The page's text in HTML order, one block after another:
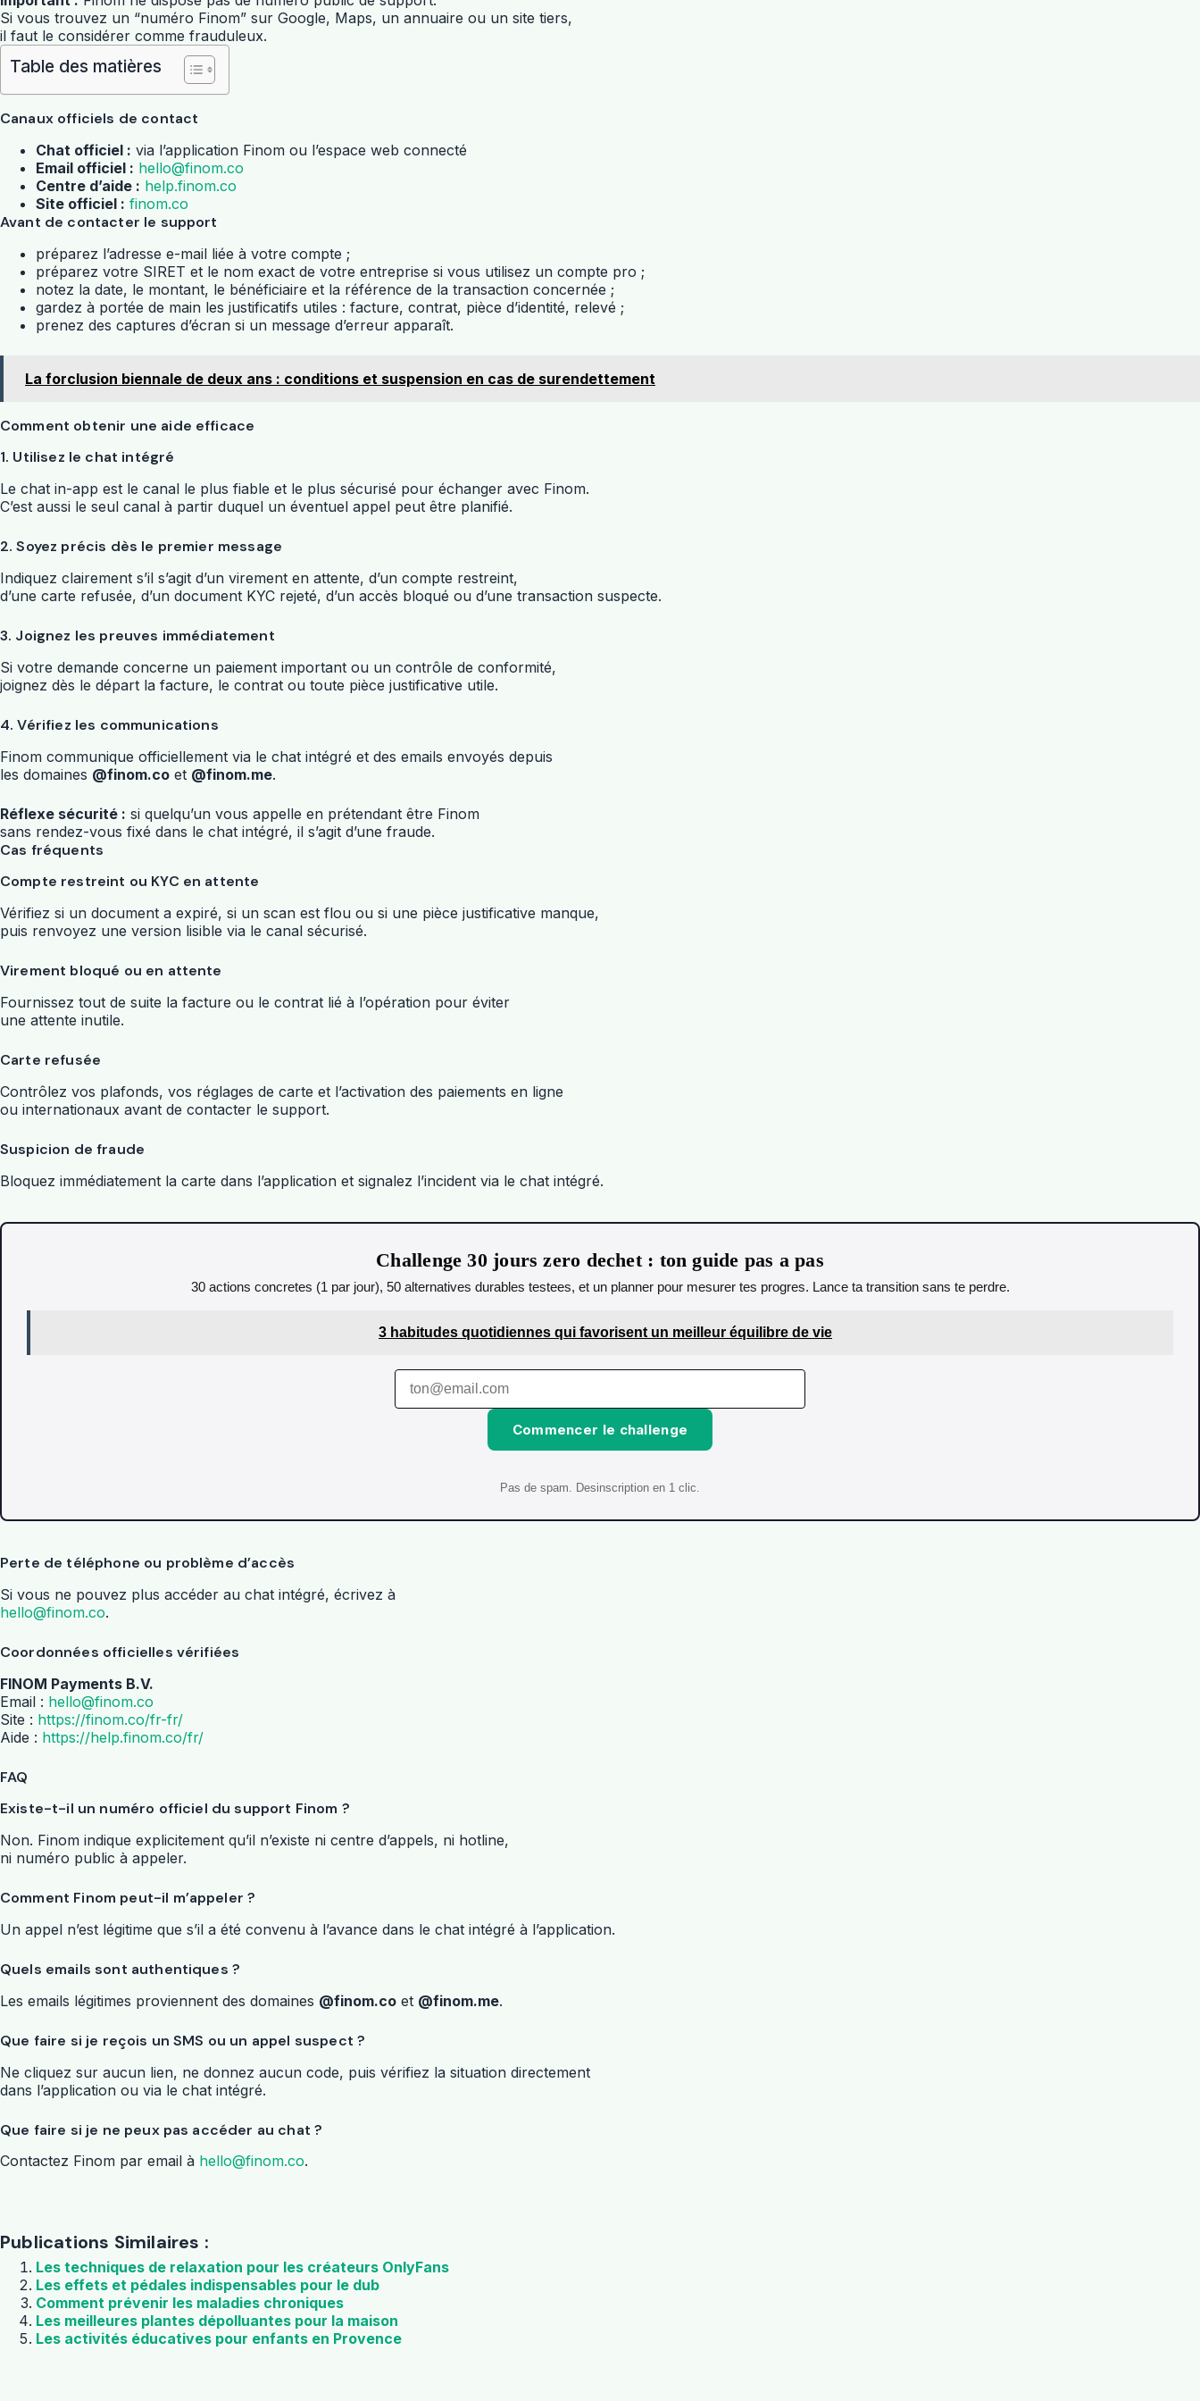
Si vous trouvez un “numéro Finom” sur Google, Maps, un annuaire ou un site tiers,
il faut le considérer comme frauduleux.
Table des matières
Canaux officiels de contact
Chat officiel : via l’application Finom ou l’espace web connecté
Email officiel : hello@finom.co
Centre d’aide : help.finom.co
Site officiel : finom.co
Avant de contacter le support
préparez l’adresse e-mail liée à votre compte ;
préparez votre SIRET et le nom exact de votre entreprise si vous utilisez un compte pro ;
notez la date, le montant, le bénéficiaire et la référence de la transaction concernée ;
gardez à portée de main les justificatifs utiles : facture, contrat, pièce d’identité, relevé ;
prenez des captures d’écran si un message d’erreur apparaît.
La forclusion biennale de deux ans : conditions et suspension en cas de surendettement
Comment obtenir une aide efficace
1. Utilisez le chat intégré
Le chat in-app est le canal le plus fiable et le plus sécurisé pour échanger avec Finom.
C’est aussi le seul canal à partir duquel un éventuel appel peut être planifié.
2. Soyez précis dès le premier message
Indiquez clairement s’il s’agit d’un virement en attente, d’un compte restreint,
d’une carte refusée, d’un document KYC rejeté, d’un accès bloqué ou d’une transaction suspecte.
3. Joignez les preuves immédiatement
Si votre demande concerne un paiement important ou un contrôle de conformité,
joignez dès le départ la facture, le contrat ou toute pièce justificative utile.
4. Vérifiez les communications
Finom communique officiellement via le chat intégré et des emails envoyés depuis
les domaines @finom.co et @finom.me.
Réflexe sécurité : si quelqu’un vous appelle en prétendant être Finom
sans rendez-vous fixé dans le chat intégré, il s’agit d’une fraude.
Cas fréquents
Compte restreint ou KYC en attente
Vérifiez si un document a expiré, si un scan est flou ou si une pièce justificative manque,
puis renvoyez une version lisible via le canal sécurisé.
Virement bloqué ou en attente
Fournissez tout de suite la facture ou le contrat lié à l’opération pour éviter
une attente inutile.
Carte refusée
Contrôlez vos plafonds, vos réglages de carte et l’activation des paiements en ligne
ou internationaux avant de contacter le support.
Suspicion de fraude
Bloquez immédiatement la carte dans l’application et signalez l’incident via le chat intégré.
Challenge 30 jours zero dechet : ton guide pas a pas
30 actions concretes (1 par jour), 50 alternatives durables testees, et un planner pour mesurer tes progres. Lance ta transition sans te perdre.
3 habitudes quotidiennes qui favorisent un meilleur équilibre de vie
Commencer le challenge
Pas de spam. Desinscription en 1 clic.
Perte de téléphone ou problème d’accès
Si vous ne pouvez plus accéder au chat intégré, écrivez à
hello@finom.co.
Coordonnées officielles vérifiées
FINOM Payments B.V.
Email : hello@finom.co
Site : https://finom.co/fr-fr/
Aide : https://help.finom.co/fr/
FAQ
Existe-t-il un numéro officiel du support Finom ?
Non. Finom indique explicitement qu’il n’existe ni centre d’appels, ni hotline,
ni numéro public à appeler.
Comment Finom peut-il m’appeler ?
Un appel n’est légitime que s’il a été convenu à l’avance dans le chat intégré à l’application.
Quels emails sont authentiques ?
Les emails légitimes proviennent des domaines @finom.co et @finom.me.
Que faire si je reçois un SMS ou un appel suspect ?
Ne cliquez sur aucun lien, ne donnez aucun code, puis vérifiez la situation directement
dans l’application ou via le chat intégré.
Que faire si je ne peux pas accéder au chat ?
Contactez Finom par email à hello@finom.co.
Publications Similaires :
Les techniques de relaxation pour les créateurs OnlyFans
Les effets et pédales indispensables pour le dub
Comment prévenir les maladies chroniques
Les meilleures plantes dépolluantes pour la maison
Les activités éducatives pour enfants en Provence